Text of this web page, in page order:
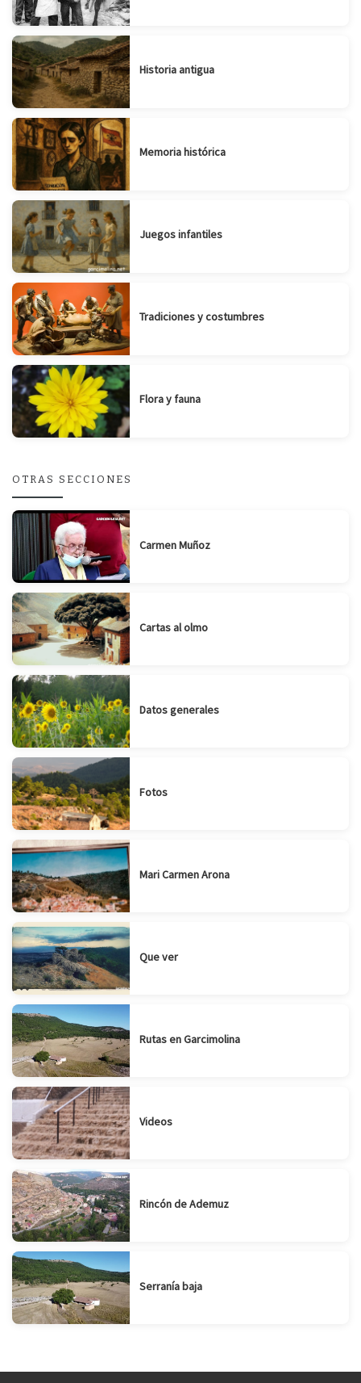
Historia antigua
Memoria histórica
Juegos infantiles
Tradiciones y costumbres
Flora y fauna
OTRAS SECCIONES
Carmen Muñoz
Cartas al olmo
Datos generales
Fotos
Mari Carmen Arona
Que ver
Rutas en Garcimolina
Videos
Rincón de Ademuz
Serranía baja